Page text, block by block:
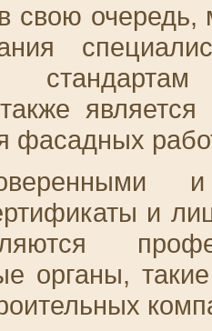
свою очередь,
фасадных
и
и
органы,